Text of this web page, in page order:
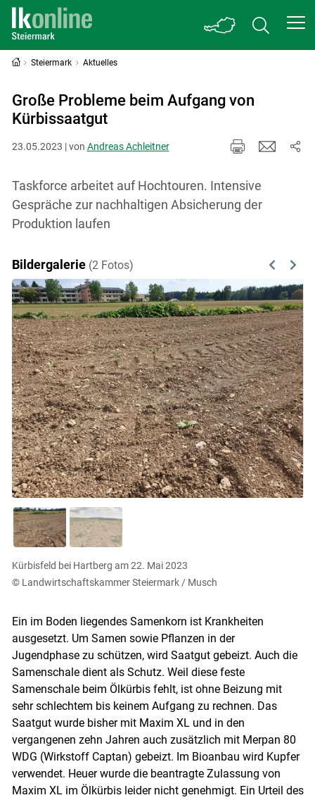
Skip to main content
Steiermark Aktuelles
Große Probleme beim Aufgang von
Kürbissaatgut
23.05.2023 | von Andreas Achleitner
Taskforce arbeitet auf Hochtouren. Intensive
Gespräche zur nachhaltigen Absicherung der
Produktion laufen
Bildergalerie (2 Fotos) Previous
Next
Kürbisfeld bei Hartberg am 22. Mai 2023
© Landwirtschaftskammer Steiermark / Musch
Ein im Boden liegendes Samenkorn ist Krankheiten
ausgesetzt. Um Samen sowie Pflanzen in der
Jugendphase zu schützen, wird Saatgut gebeizt. Auch die
Samenschale dient als Schutz. Weil diese feste
Samenschale beim Ölkürbis fehlt, ist ohne Beizung mit
sehr schlechtem bis keinem Aufgang zu rechnen. Das
Saatgut wurde bisher mit Maxim XL und in den
vergangenen zehn Jahren auch zusätzlich mit Merpan 80
WDG (Wirkstoff Captan) gebeizt. Im Bioanbau wird Kupfer
verwendet. Heuer wurde die beantragte Zulassung von
Maxim XL im Ölkürbis leider nicht genehmigt. Ein Urteil des